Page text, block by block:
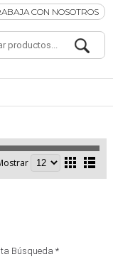
CON NOSOTROS
Búsqueda *